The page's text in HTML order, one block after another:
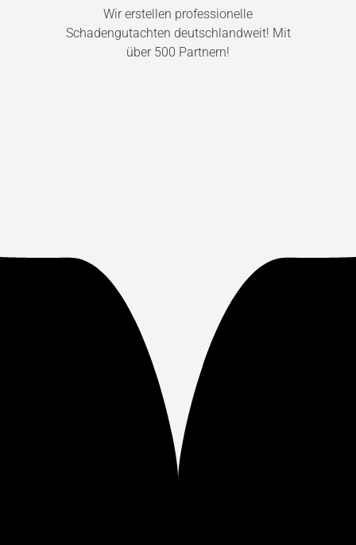
Wir erstellen professionelle
Schadengutachten deutschlandweit! Mit
über 500 Partnern!